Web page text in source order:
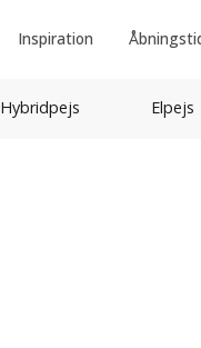
Inspiration
Hybridpejs Elpejs